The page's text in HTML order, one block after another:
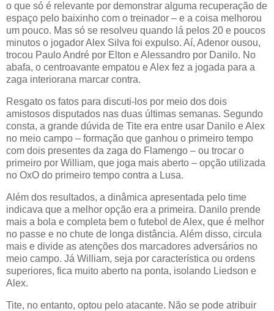
o que só é relevante por demonstrar alguma recuperação de
espaço pelo baixinho com o treinador – e a coisa melhorou
um pouco. Mas só se resolveu quando lá pelos 20 e poucos
minutos o jogador Alex Silva foi expulso. Aí, Adenor ousou,
trocou Paulo André por Elton e Alessandro por Danilo. No
abafa, o centroavante empatou e Alex fez a jogada para a
zaga interiorana marcar contra.
Resgato os fatos para discuti-los por meio dos dois
amistosos disputados nas duas últimas semanas. Segundo
consta, a grande dúvida de Tite era entre usar Danilo e Alex
no meio campo – formação que ganhou o primeiro tempo
com dois presentes da zaga do Flamengo – ou trocar o
primeiro por William, que joga mais aberto – opção utilizada
no OxO do primeiro tempo contra a Lusa.
Além dos resultados, a dinâmica apresentada pelo time
indicava que a melhor opção era a primeira. Danilo prende
mais a bola e completa bem o futebol de Alex, que é melhor
no passe e no chute de longa distância. Além disso, circula
mais e divide as atenções dos marcadores adversários no
meio campo. Já William, seja por característica ou ordens
superiores, fica muito aberto na ponta, isolando Liedson e
Alex.
Tite, no entanto, optou pelo atacante. Não se pode atribuir